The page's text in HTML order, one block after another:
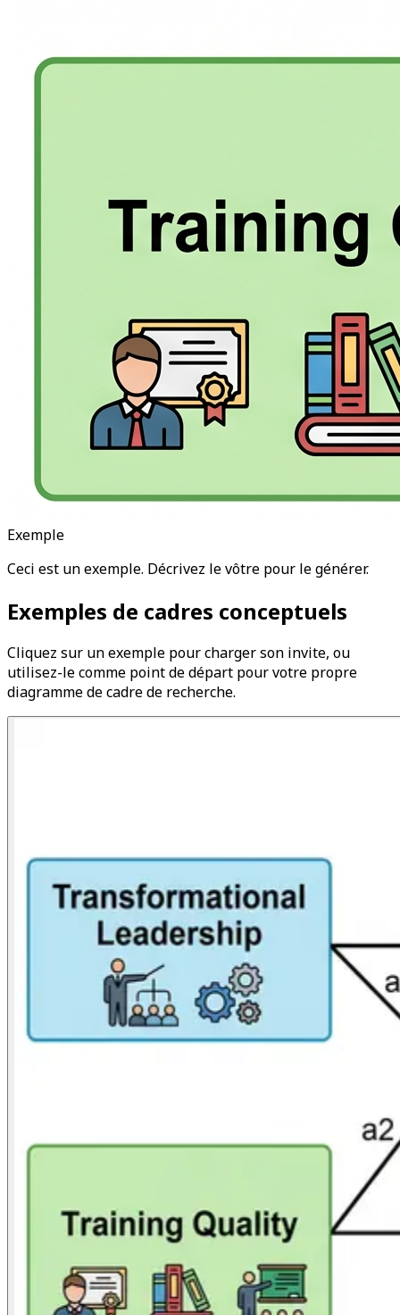
Exemple
Ceci est un exemple. Décrivez le vôtre pour le générer.
Exemples de cadres conceptuels
Cliquez sur un exemple pour charger son invite, ou
utilisez-le comme point de départ pour votre propre
diagramme de cadre de recherche.